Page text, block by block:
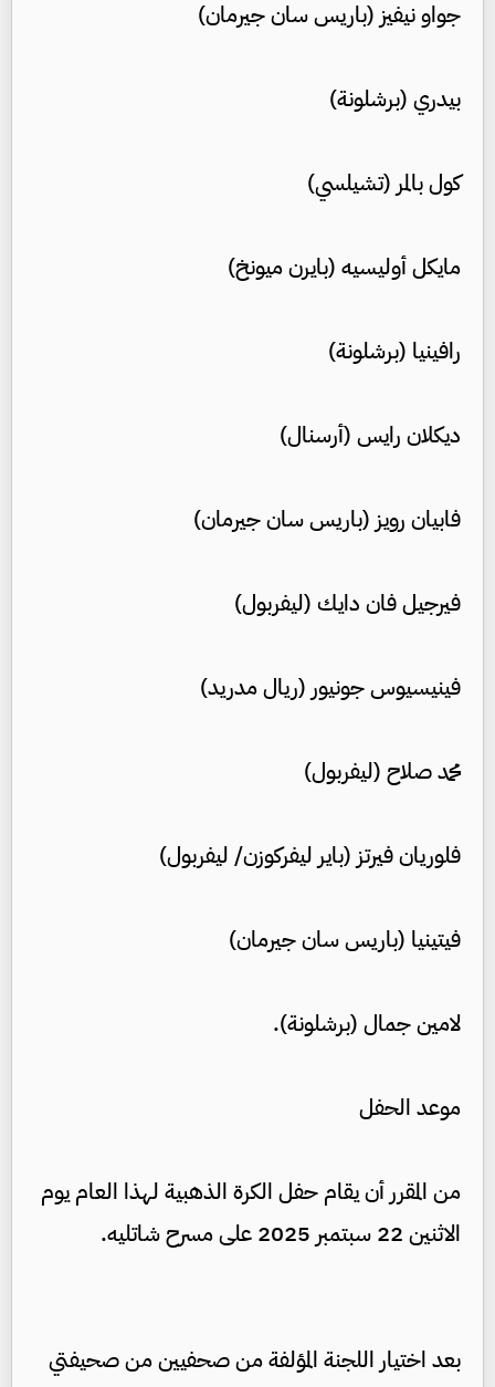
جواو نيفيز (باريس سان جيرمان)
بيدري (برشلونة)
كول بالمر (تشيلسي)
مايكل أوليسيه (بايرن ميونخ)
رافينيا (برشلونة)
ديكلان رايس (أرسنال)
فابيان رويز (باريس سان جيرمان)
فيرجيل فان دايك (ليفربول)
فينيسيوس جونيور (ريال مدريد)
محمد صلاح (ليفربول)
فلوريان فيرتز (باير ليفركوزن/ ليفربول)
فيتينيا (باريس سان جيرمان)
لامين جمال (برشلونة).
موعد الحفل
من المقرر أن يقام حفل الكرة الذهبية لهذا العام يوم
الاثنين 22 سبتمبر 2025 على مسرح شاتليه.
بعد اختيار اللجنة المؤلفة من صحفيين من صحيفتي